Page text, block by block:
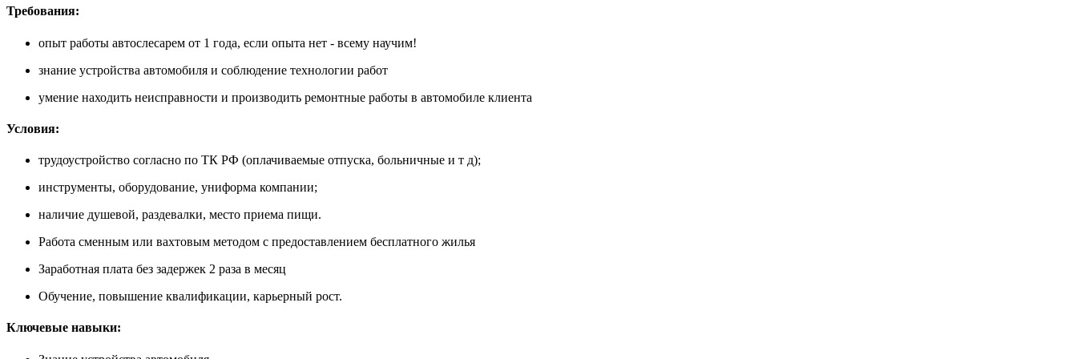
Требования:
опыт работы автослесарем от 1 года, если опыта нет - всему научим!
знание устройства автомобиля и соблюдение технологии работ
умение находить неисправности и производить ремонтные работы в автомобиле клиента
Условия:
трудоустройство согласно по ТК РФ (оплачиваемые отпуска, больничные и т д);
инструменты, оборудование, униформа компании;
наличие душевой, раздевалки, место приема пищи.
Работа сменным или вахтовым методом с предоставлением бесплатного жилья
Заработная плата без задержек 2 раза в месяц
Обучение, повышение квалификации, карьерный рост.
Ключевые навыки: